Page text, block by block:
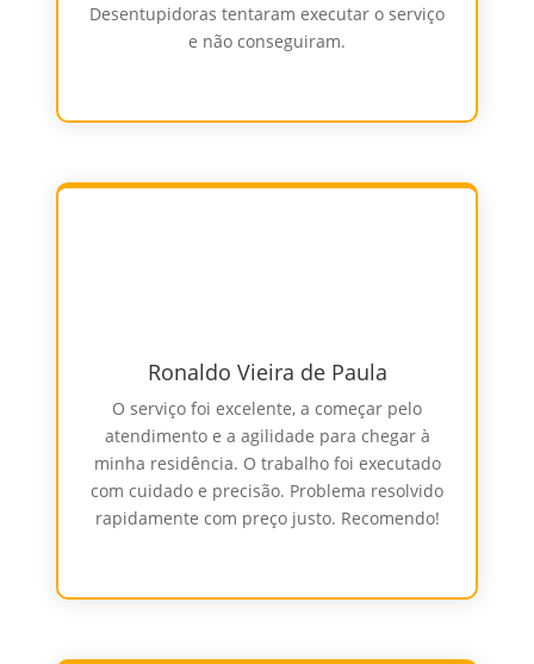
Desentupidoras tentaram executar o serviço
e não conseguiram.
Ronaldo Vieira de Paula
O serviço foi excelente, a começar pelo
atendimento e a agilidade para chegar à
minha residência. O trabalho foi executado
com cuidado e precisão. Problema resolvido
rapidamente com preço justo. Recomendo!